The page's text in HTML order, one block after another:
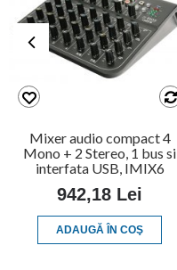
Mixer audio compact 4
Mono + 2 Stereo, 1 bus si
interfata USB, IMIX6
942,18 Lei
ADAUGĂ ÎN COŞ